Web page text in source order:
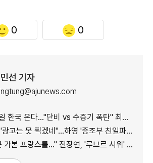
0 0
선 기자
국 온다..."단비 vs 수증기 폭탄" 최대 변수
못 찍겠네"...하영 '증조부 친일파 논란' 반응 보니
프랑스를…" 전장연, '루브르 시위' 영상 재확산 왜?